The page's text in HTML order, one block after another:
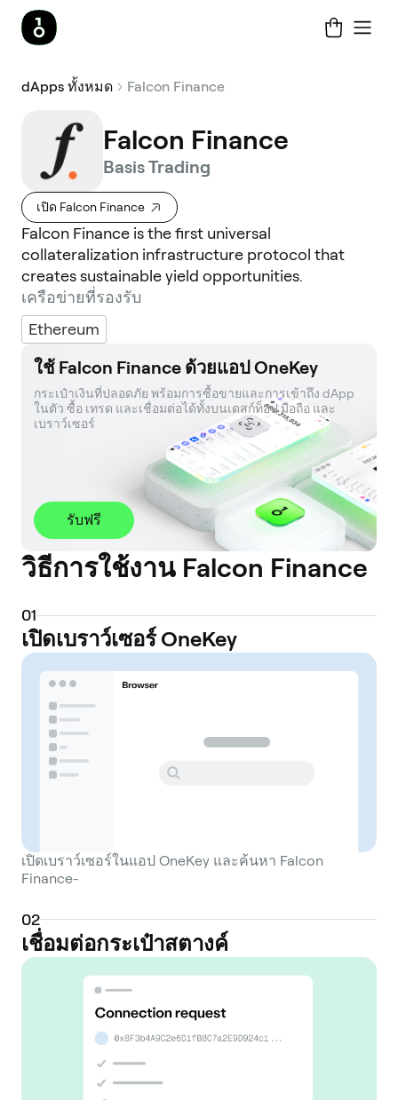
dApps ทั้งหมด Falcon Finance
Falcon Finance
Basis Trading
เปิด Falcon Finance
Falcon Finance is the first universal
collateralization infrastructure protocol that
creates sustainable yield opportunities.
เครือข่ายที่รองรับ
Ethereum
ใช้ Falcon Finance ด้วยแอป OneKey
กระเป๋าเงินที่ปลอดภัย พร้อมการซื้อขายและการเข้าถึง dApp
ในตัว ซื้อ เทรด และเชื่อมต่อได้ทั้งบนเดสก์ท็อป มือถือ และ
เบราว์เซอร์
รับฟรี
วิธีการใช้งาน Falcon Finance
01
เปิดเบราว์เซอร์ OneKey
เปิดเบราว์เซอร์ในแอป OneKey และค้นหา Falcon
Finance-
02
เชื่อมต่อกระเป๋าสตางค์